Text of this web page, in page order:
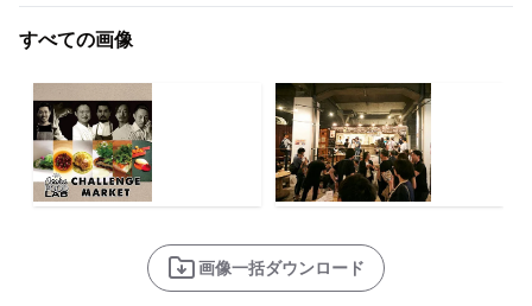
すべての画像
画像一括ダウンロード